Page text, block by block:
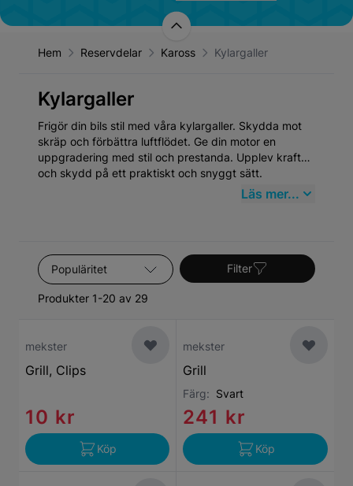
Hem Reservdelar Kaross Kylargaller
Kylargaller
Frigör din bils stil med våra kylargaller. Skydda mot
skräp och förbättra luftflödet. Ge din motor en
uppgradering med stil och prestanda. Upplev kraft
och skydd på ett praktiskt och snyggt sätt.
Läs mer...
Sortera efter
Produkter 1-20 av 29
Filter
mekster
Grill, Clips
10 kr
Köp
mekster
Grill
Färg: Svart
241 kr
Köp